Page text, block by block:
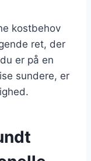
kostbehov
ret, der
er på en
sundere, er